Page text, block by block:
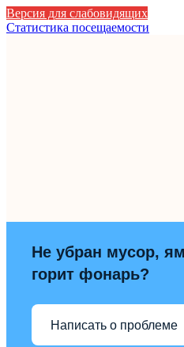
Версия для слабовидящих
Статистика посещаемости
Не убран мусор,
горит фонарь?
Написать о проблеме